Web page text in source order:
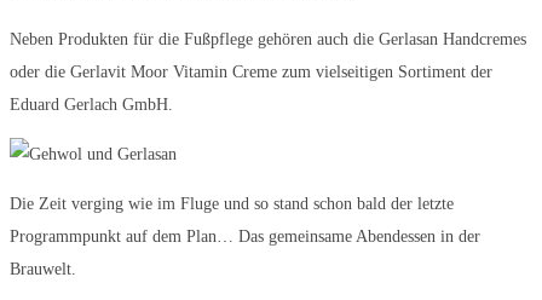
Neben Produkten für die Fußpflege gehören auch die Gerlasan Handcremes
oder die Gerlavit Moor Vitamin Creme zum vielseitigen Sortiment der
Eduard Gerlach GmbH.
Die Zeit verging wie im Fluge und so stand schon bald der letzte
Programmpunkt auf dem Plan… Das gemeinsame Abendessen in der
Brauwelt.